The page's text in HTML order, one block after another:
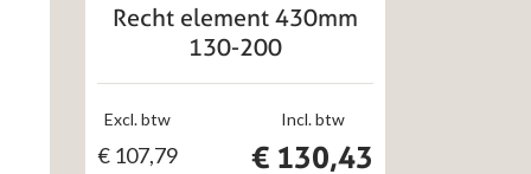
Recht element 430mm
130-200
Incl. btw
€ 130,43
Excl. btw
€107,79